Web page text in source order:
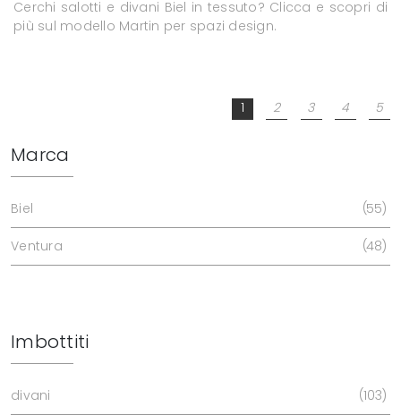
Cerchi salotti e divani Biel in tessuto? Clicca e scopri di
più sul modello Martin per spazi design.
1 2 3 4 5
Marca
Biel 55
Ventura 48
Imbottiti
divani 103